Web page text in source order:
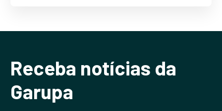
Receba notícias da
Garupa